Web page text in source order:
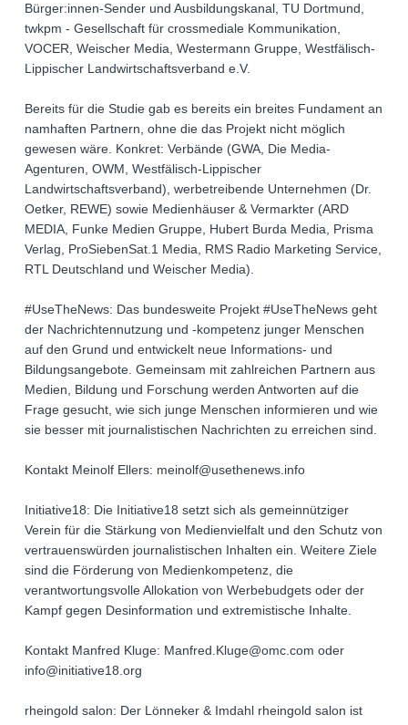
Bürger:innen-Sender und Ausbildungskanal, TU Dortmund,
twkpm - Gesellschaft für crossmediale Kommunikation,
VOCER, Weischer Media, Westermann Gruppe, Westfälisch-
Lippischer Landwirtschaftsverband e.V.
Bereits für die Studie gab es bereits ein breites Fundament an
namhaften Partnern, ohne die das Projekt nicht möglich
gewesen wäre. Konkret: Verbände (GWA, Die Media-
Agenturen, OWM, Westfälisch-Lippischer
Landwirtschaftsverband), werbetreibende Unternehmen (Dr.
Oetker, REWE) sowie Medienhäuser & Vermarkter (ARD
MEDIA, Funke Medien Gruppe, Hubert Burda Media, Prisma
Verlag, ProSiebenSat.1 Media, RMS Radio Marketing Service,
RTL Deutschland und Weischer Media).
#UseTheNews: Das bundesweite Projekt #UseTheNews geht
der Nachrichtennutzung und -kompetenz junger Menschen
auf den Grund und entwickelt neue Informations- und
Bildungsangebote. Gemeinsam mit zahlreichen Partnern aus
Medien, Bildung und Forschung werden Antworten auf die
Frage gesucht, wie sich junge Menschen informieren und wie
sie besser mit journalistischen Nachrichten zu erreichen sind.
Kontakt Meinolf Ellers: meinolf@usethenews.info
Initiative18: Die Initiative18 setzt sich als gemeinnütziger
Verein für die Stärkung von Medienvielfalt und den Schutz von
vertrauenswürden journalistischen Inhalten ein. Weitere Ziele
sind die Förderung von Medienkompetenz, die
verantwortungsvolle Allokation von Werbebudgets oder der
Kampf gegen Desinformation und extremistische Inhalte.
Kontakt Manfred Kluge: Manfred.Kluge@omc.com oder
info@initiative18.org
rheingold salon: Der Lönneker & Imdahl rheingold salon ist